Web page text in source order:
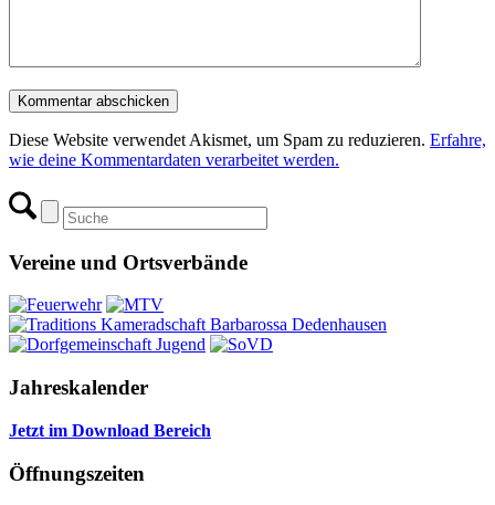
Diese Website verwendet Akismet, um Spam zu reduzieren. Erfahre,
wie deine Kommentardaten verarbeitet werden.
Vereine und Ortsverbände
Jahreskalender
Jetzt im Download Bereich
Öffnungszeiten